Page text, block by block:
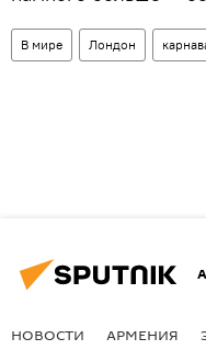
В мире Лондон
НОВОСТИ АРМЕНИЯ